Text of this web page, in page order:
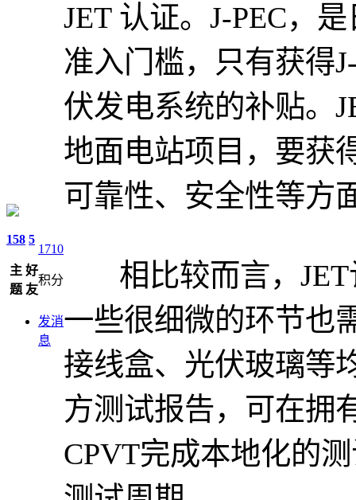
158
主
题
5
好
友
1710
积分
发消
息
JET 认证。J-PEC，
准入门槛，只有获得
伏发电系统的补贴。
地面电站项目，要获
可靠性、安全性等方
相比较而言，JET
一些很细微的环节也
接线盒、光伏玻璃等
方测试报告，可在拥
CPVT完成本地化的